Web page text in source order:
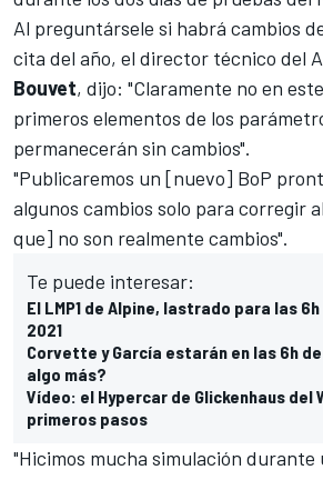
Al preguntársele si habrá cambios
cita del año, el director técnico del
Bouvet, dijo: "Claramente no en
primeros elementos de los
permanecerán sin cambios".
"Publicaremos un [nuevo] BoP
algunos cambios solo para corregir
que] no son realmente cambios".
Te puede interesar:
El LMP1 de Alpine, lastrado para las 6h
2021
Corvette y García estarán en las 6h de
algo más?
Vídeo: el Hypercar de Glickenhaus del
primeros pasos
"Hicimos mucha simulación durante